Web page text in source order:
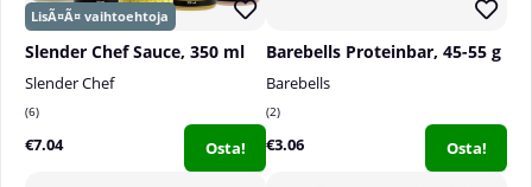
Slender Chef Sauce, 350 ml
Slender Chef
6
€7.04 Osta!
Barebells Proteinbar, 45-55 g
Barebells
2
€3.06 Osta!